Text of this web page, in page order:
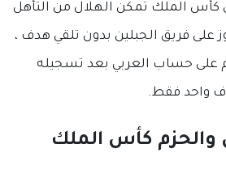
كأس الملك تمكن الهلال من التأهل
بعد الفوز على فريق الجبلين بدون تلقي هدف ،
على حساب العربي بعد تسجيله
واحد فقط.
والحزم كأس الملك